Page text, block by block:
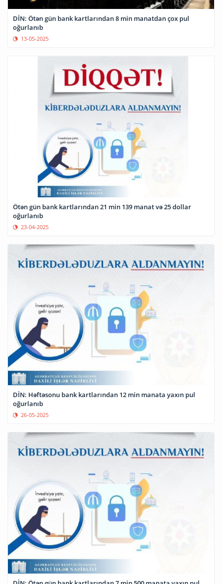
DİN: Ötən gün bank kartlarından 8 min manatdan çox pul
oğurlanıb
13-05-2025
Ötən gün bank kartlarından 21 min 139 manat və 25 dollar
oğurlanıb
23-04-2025
DİN: Həftəsonu bank kartlarından 12 min manata yaxın pul
oğurlanıb
26-05-2025